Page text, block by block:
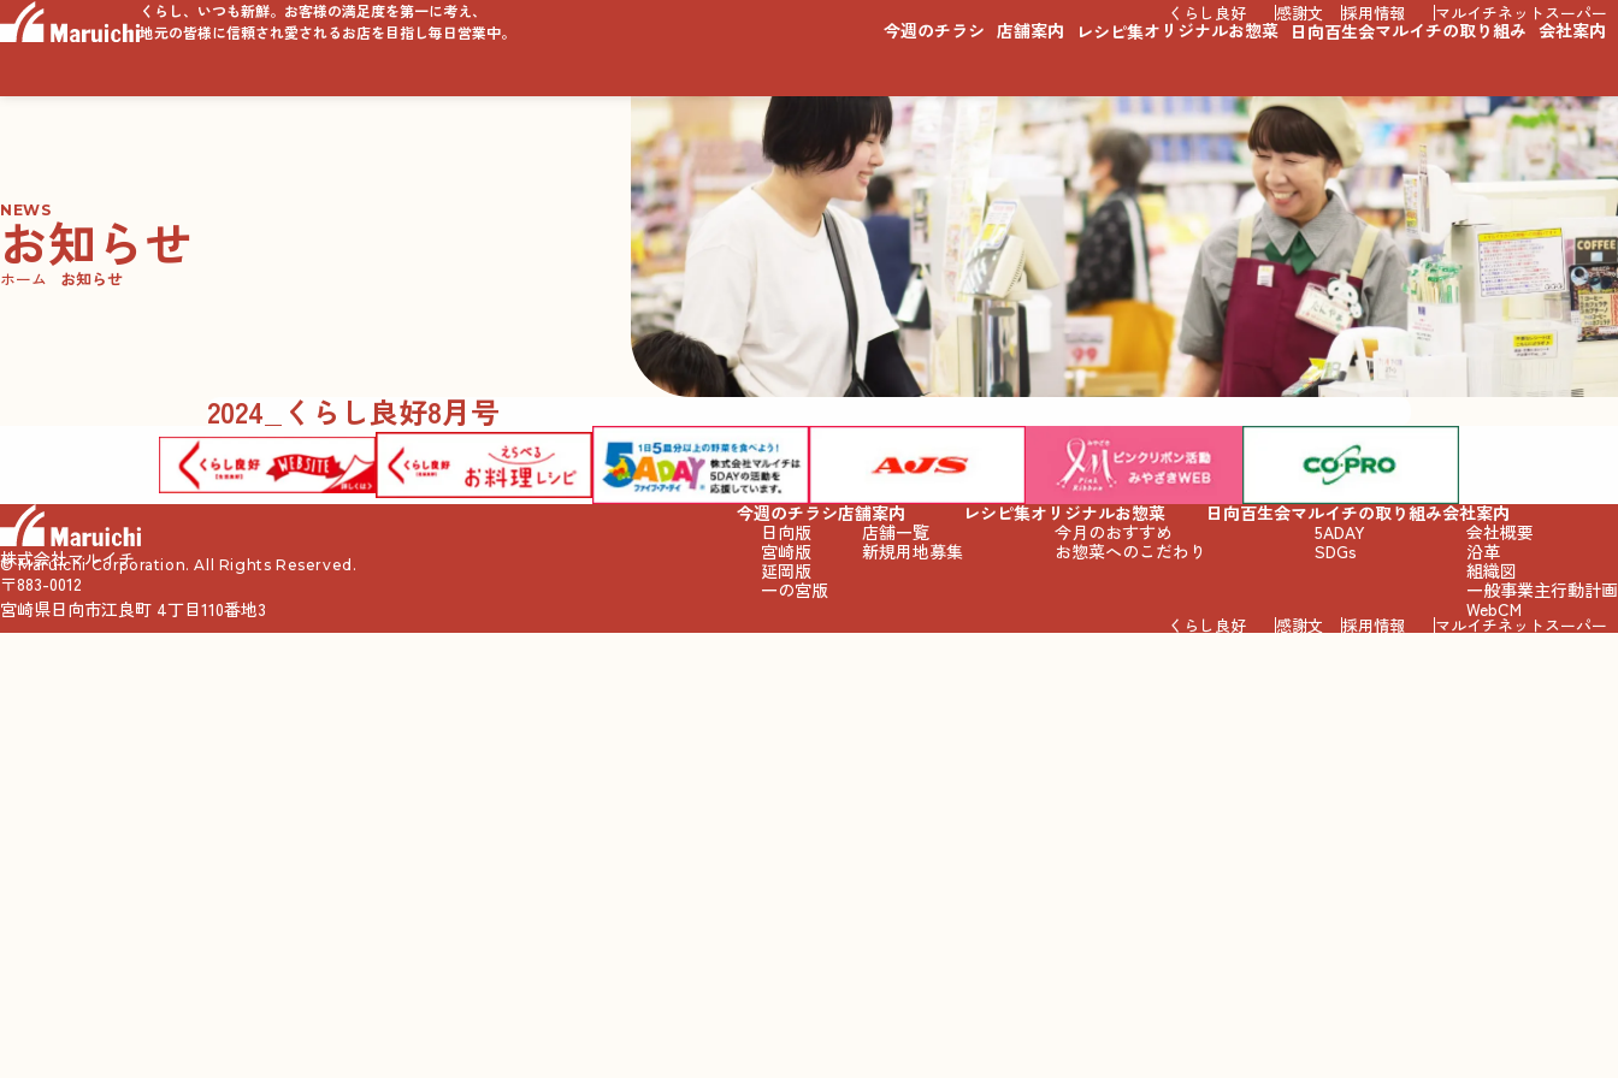
くらし、いつも新鮮。お客様の満足度を第一に考え、
地元の皆様に信頼され愛されるお店を目指し毎日営業中。
くらし良好 感謝文 採用情報 マルイチネットスーパー
今週のチラシ 店舗案内 レシピ集オリジナルお惣菜 日向百生会マルイチの取り組み 会社案内
NEWS
お知らせ
ホーム お知らせ
2024_くらし良好8月号
株式会社マルイチ
〒883-0012
宮崎県日向市江良町 4丁目110番地3
今週のチラシ
日向版
宮崎版
延岡版
一の宮版
店舗案内
店舗一覧
新規用地募集
レシピ集オリジナルお惣菜
今月のおすすめ
お惣菜へのこだわり
日向百生会マルイチの取り組み
5ADAY
SDGs
会社案内
会社概要
沿革
組織図
一般事業主行動計画
WebCM
くらし良好 感謝文 採用情報 マルイチネットスーパー
© Maruichi Corporation. All Rights Reserved.